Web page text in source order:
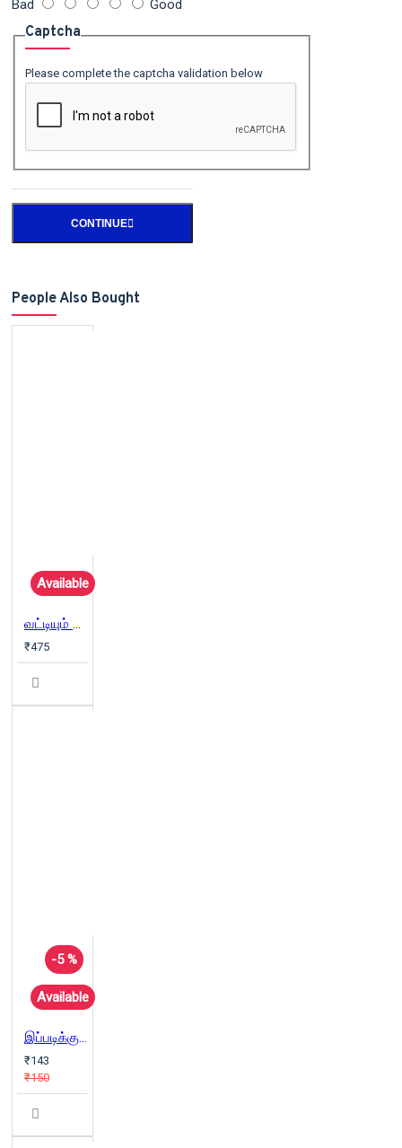
Bad Good
Captcha
Please complete the captcha validation below
CONTINUE
People Also Bought
Available
வட்டியும் முதலும்
₹475
-5 %
Available
இப்படிக்கு வயிறு
₹143
₹150